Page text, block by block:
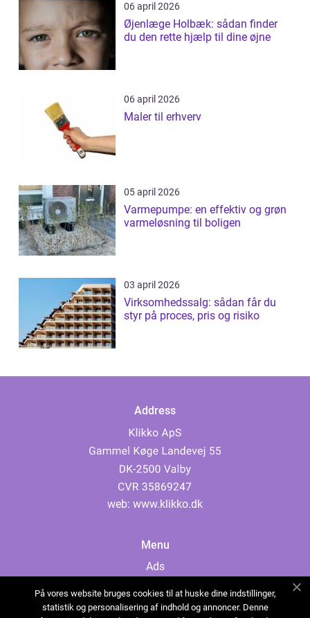
06 april 2026
Øjenlæge Holbæk: sådan finder
du den rette hjælp til dine øjne
06 april 2026
Maler til erhverv
05 april 2026
Varmepumpe: en effektiv og grøn
varmeløsning til boligen
03 april 2026
Virksomhedssalg: sådan får du
styr på proces, pris og risiko
Address
web: www.klikko.dk
Menu
Ads
Cookies
På vores website bruges cookies til at huske dine indstillinger,
statistik og personalisering af indhold og annoncer. Denne